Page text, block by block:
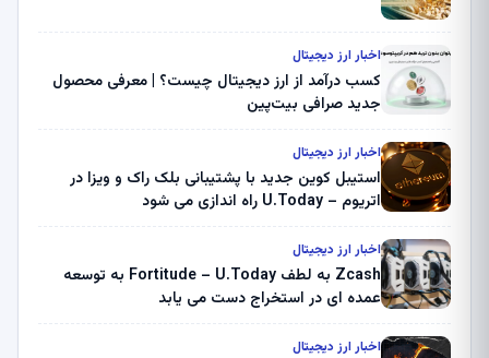
اخبار ارز دیجیتال
کسب درآمد از ارز دیجیتال چیست؟ | معرفی محصول
جدید صرافی بیت‌پین
اخبار ارز دیجیتال
استیبل کوین جدید با پشتیبانی بلک راک و ویزا در
اتریوم – U.Today راه اندازی می شود
اخبار ارز دیجیتال
Zcash به لطف Fortitude – U.Today به توسعه
عمده ای در استخراج دست می یابد
اخبار ارز دیجیتال